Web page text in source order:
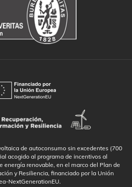
de autoconsumo sin excedentes (700
acogido al programa de incentivos al
energía renovable, en el marco del Plan de
y Resiliencia, financiado por la Unión
NextGenerationEU.